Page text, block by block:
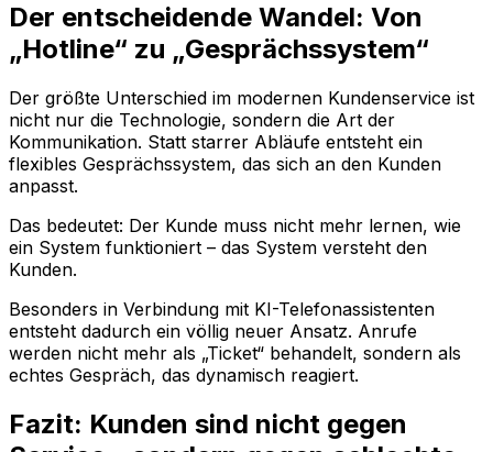
Der entscheidende Wandel: Von
„Hotline“ zu „Gesprächssystem“
Der größte Unterschied im modernen Kundenservice ist
nicht nur die Technologie, sondern die Art der
Kommunikation. Statt starrer Abläufe entsteht ein
flexibles Gesprächssystem, das sich an den Kunden
anpasst.
Das bedeutet: Der Kunde muss nicht mehr lernen, wie
ein System funktioniert – das System versteht den
Kunden.
Besonders in Verbindung mit KI-Telefonassistenten
entsteht dadurch ein völlig neuer Ansatz. Anrufe
werden nicht mehr als „Ticket“ behandelt, sondern als
echtes Gespräch, das dynamisch reagiert.
Fazit: Kunden sind nicht gegen